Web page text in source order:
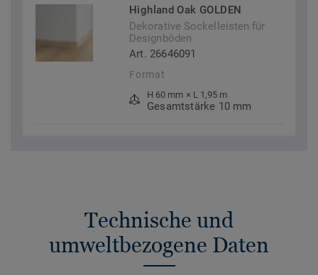
Highland Oak GOLDEN
Dekorative Sockelleisten für
Designböden
Art. 26646091
Format
H 60 mm × L 1,95 m
Gesamtstärke 10 mm
Technische und
umweltbezogene Daten